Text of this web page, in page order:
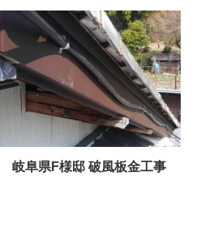
岐阜県F様邸 破風板金工事